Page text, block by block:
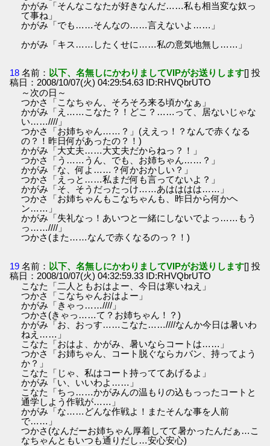
かがみ「そんなこなたが好きなんだ……私も相当変な奴っ
て事ね」
かがみ「でも……そんなの……言えないよ……」
かがみ「キス……したくせに……私の意気地無し……」
18 名前： 以下、名無しにかわりましてVIPがお送りします[] 投
稿日：2008/10/07(火) 04:29:54.63 ID:RHVQbrUTO
～次の日～
つかさ「こなちゃん、そろそろ来る頃かなぁ」
かがみ「え……こなた？！どこ？……って、居ないじゃな
い……////」
つかさ「お姉ちゃん……？」(ええっ！？なんで赤くなる
の？！昨日何があったの？！)
かがみ「大丈夫……大丈夫だからねっ？！」
つかさ「う……うん、でも、お姉ちゃん……？」
かがみ「な、何よ……？何かおかしい？」
つかさ「えっと……私まだ何も言ってないよ？」
かがみ「そ、そうだったっけ……あはははは……」
つかさ「お姉ちゃんもこなちゃんも、昨日から何かヘ
ン……」
かがみ「失礼なっ！あいつと一緒にしないでよっ……もう
っ……////」
つかさ(また……なんで赤くなるのっ？！)
19 名前： 以下、名無しにかわりましてVIPがお送りします[] 投
稿日：2008/10/07(火) 04:32:59.33 ID:RHVQbrUTO
こなた「二人ともおはよー、今日は寒いねえ」
つかさ「こなちゃんおはよー」
かがみ「きゃっ……////」
つかさ(きゃっ……て？お姉ちゃん！？)
かがみ「お、おっす……こなた……////なんか今日は暑いわ
ねえ……」
こなた「おはよ、かがみ、暑いならコートは……」
つかさ「お姉ちゃん、コート脱ぐならカバン、持ってよう
か？」
こなた「じゃ、私はコート持っててあげるよ」
かがみ「い、いいわよ……」
こなた「ちっ……かがみんの温もりの込もっったコートと
通学しよう作戦が……」
かがみ「な……どんな作戦よ！またそんな事を人前
で……」
つかさ(なんだーお姉ちゃん厚着してて暑かったんだぁ…こ
なちゃんともいつも通りだし…安心安心)